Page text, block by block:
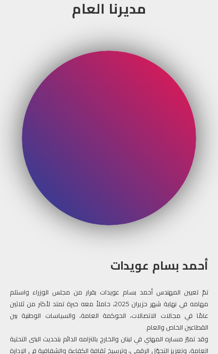
مديرنا العام
أحمد بسام عويدات
تمّ تعيين المهندس أحمد بسام عويدات بقرار من مجلس الوزراء واستلم
مهامه في نهاية شهر حزيران 2025، حاملاً معه خبرة تمتد لأكثر من ثلاثين
عامًا في مجالات الاتصالات، الحوكمة العامة، والسياسات الوطنية بين
القطاعين الخاص والعام.
وقد تميّز مساره المهني في لبنان والخارج بالتزامه الدائم بتحديث البنى التحتية
العامة، وتعزيز التحوّل الرقمي، وترسيخ ثقافة الكفاءة والشفافية في الإدارة